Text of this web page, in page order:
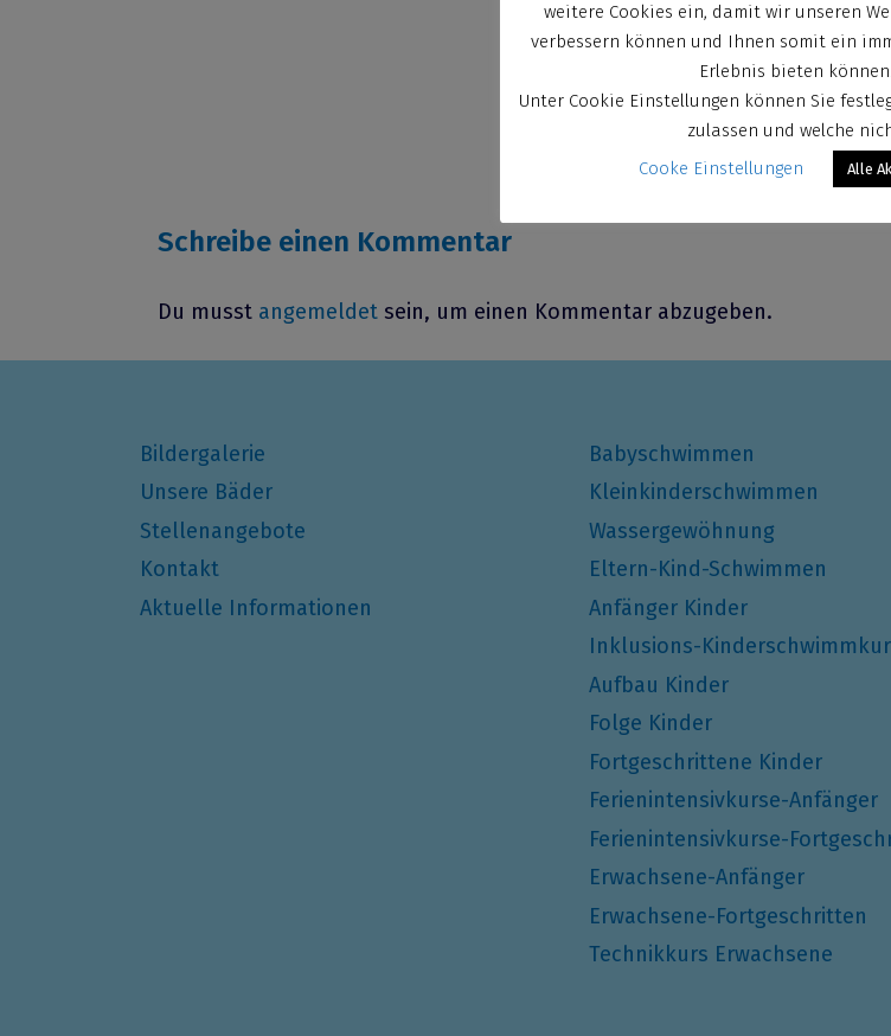
Schreibe einen Kommentar
Du musst angemeldet sein, um einen Kommentar abzugeben.
Bildergalerie
Unsere Bäder
Stellenangebote
Kontakt
Aktuelle Informationen
Babyschwimmen
Kleinkinderschwimmen
Wassergewöhnung
Eltern-Kind-Schwimmen
Anfänger Kinder
Inklusions-
Aufbau Kinder
Folge Kinder
Fortgeschrittene Kinder
Ferienintensivkurse-Anfänger
Ferienintensivkurse-
Erwachsene-Anfänger
Erwachsene-Fortgeschritten
Technikkurs Erwachsene
weitere Cookies ein, damit wir unseren
verbessern können und Ihnen somit ein
Erlebnis bieten können.
Unter Cookie Einstellungen können Sie
zulassen und welche
Cooke Einstellungen
Alle